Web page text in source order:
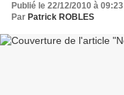
Publié le 22/12/2010 à 09:23
Par Patrick ROBLES